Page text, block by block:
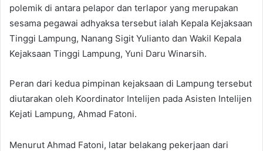
polemik di antara pelapor dan terlapor yang merupakan
sesama pegawai adhyaksa tersebut ialah Kepala Kejaksaan
Tinggi Lampung, Nanang Sigit Yulianto dan Wakil Kepala
Kejaksaan Tinggi Lampung, Yuni Daru Winarsih.
Peran dari kedua pimpinan kejaksaan di Lampung tersebut
diutarakan oleh Koordinator Intelijen pada Asisten Intelijen
Kejati Lampung, Ahmad Fatoni.
Menurut Ahmad Fatoni, latar belakang pekerjaan dari